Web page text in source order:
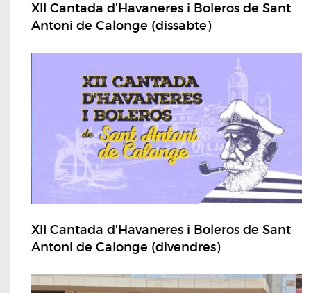
XII Cantada d'Havaneres i Boleros de Sant
Antoni de Calonge (dissabte)
XII Cantada d'Havaneres i Boleros de Sant
Antoni de Calonge (divendres)